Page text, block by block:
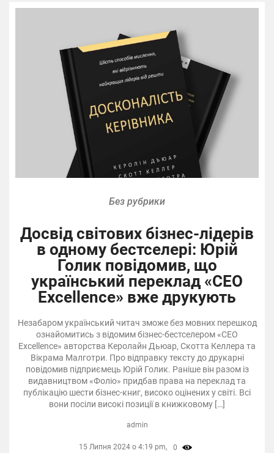
Без рубрики
Досвід світових бізнес-лідерів
в одному бестселері: Юрій
Голик повідомив, що
український переклад «CEO
Excellence» вже друкують
Незабаром український читач зможе без мовних перешкод
ознайомитись з відомим бізнес-бестселером «CEO
Excellence» авторства Керолайн Дьюар, Скотта Келлера та
Вікрама Малготри. Про відправку тексту до друкарні
повідомив підприємець Юрій Голик. Раніше він разом із
видавництвом «Фоліо» придбав права на переклад та
публікацію шести бізнес-книг, високо оцінених у світі. Всі
вони посіли високі позиції в книжковому […]
admin
15 Липня 2024 о 4:19 pm, 0